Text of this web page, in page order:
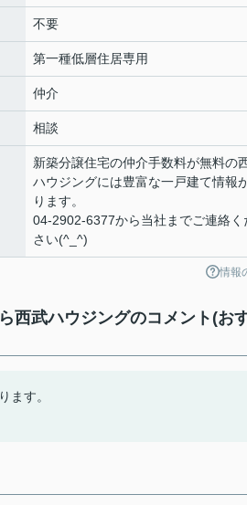
不要
第一種低層住居専用
仲介
相談
新築分譲住宅の仲介手数料が無料の
ハウジングには豊富な一戸建て情報
ります。
04-2902-6377から当社までご連絡く
さい(^_^)
情報
西武ハウジングのコメント(お
ます。